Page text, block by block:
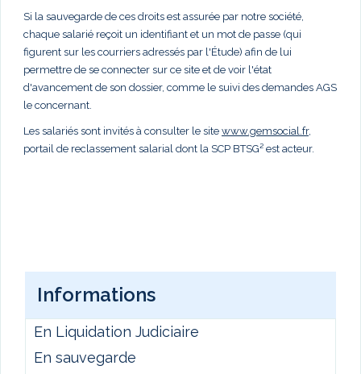
Si la sauvegarde de ces droits est assurée par notre société,
chaque salarié reçoit un identifiant et un mot de passe (qui
figurent sur les courriers adressés par l'Étude) afin de lui
permettre de se connecter sur ce site et de voir l'état
d'avancement de son dossier, comme le suivi des demandes AGS
le concernant.
Les salariés sont invités à consulter le site www.gemsocial.fr,
portail de reclassement salarial dont la SCP BTSG² est acteur.
Informations
En Liquidation Judiciaire
En sauvegarde